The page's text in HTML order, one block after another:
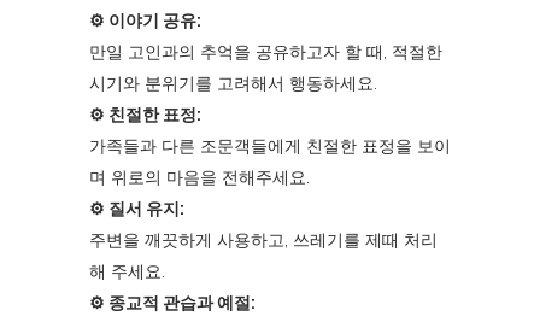
⚙︎ 이야기 공유:
만일 고인과의 추억을 공유하고자 할 때, 적절한
시기와 분위기를 고려해서 행동하세요.
⚙︎ 친절한 표정:
가족들과 다른 조문객들에게 친절한 표정을 보이
며 위로의 마음을 전해주세요.
⚙︎ 질서 유지:
주변을 깨끗하게 사용하고, 쓰레기를 제때 처리
해 주세요.
⚙︎ 종교적 관습과 예절: